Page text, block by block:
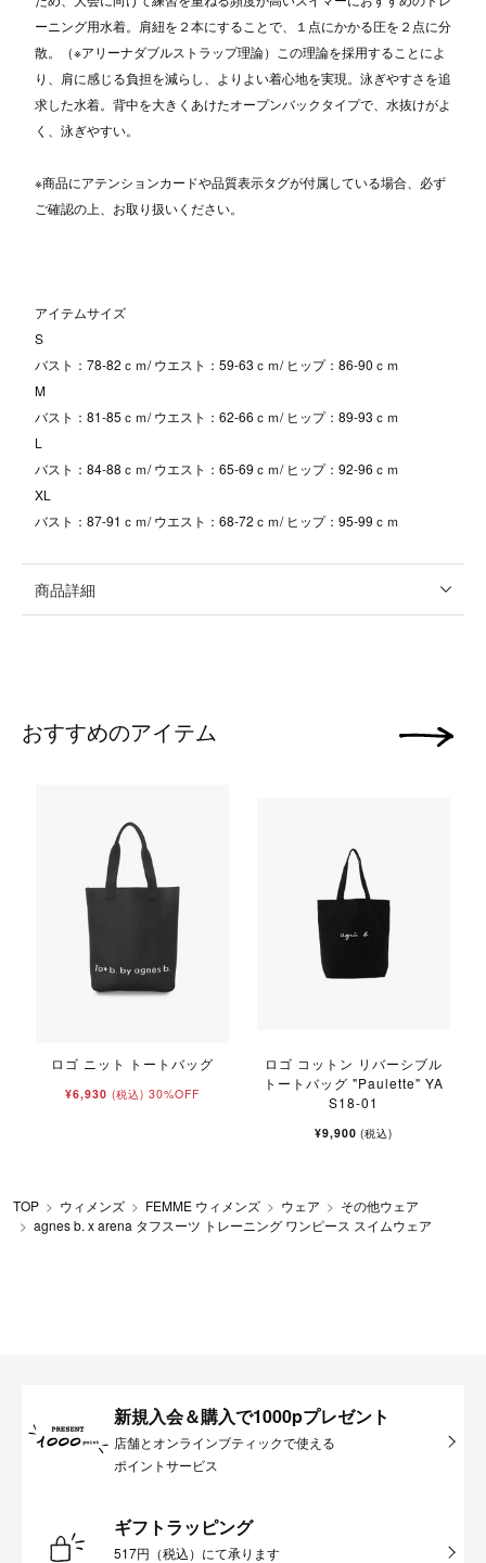
ーニング用水着。肩紐を２本にすることで、１点にかかる圧を２点に分
散。（※アリーナダブルストラップ理論）この理論を採用することによ
り、肩に感じる負担を減らし、よりよい着心地を実現。泳ぎやすさを追
求した水着。背中を大きくあけたオープンバックタイプで、水抜けがよ
く、泳ぎやすい。
※商品にアテンションカードや品質表示タグが付属している場合、必ず
ご確認の上、お取り扱いください。
アイテムサイズ
S
バスト：78-82ｃｍ/ ウエスト：59-63ｃｍ/ ヒップ：86-90ｃｍ
M
バスト：81-85ｃｍ/ ウエスト：62-66ｃｍ/ ヒップ：89-93ｃｍ
L
バスト：84-88ｃｍ/ ウエスト：65-69ｃｍ/ ヒップ：92-96ｃｍ
XL
バスト：87-91ｃｍ/ ウエスト：68-72ｃｍ/ ヒップ：95-99ｃｍ
商品詳細
おすすめのアイテム
ロゴ ニット トートバッグ
¥6,930 (税込) 30%OFF
ロゴ コットン リバーシブル
トートバッグ "Paulette" YA
S18-01
¥9,900(税込)
次の画像
TOP ウィメンズ FEMME ウィメンズ ウェア
その他ウェア
agnes b. x arena タフスーツ トレーニング ワンピース スイムウェア
新規入会＆購入で1000pプレゼント
店舗とオンラインブティックで使える
ポイントサービス
ギフトラッピング
517円（税込）にて承ります